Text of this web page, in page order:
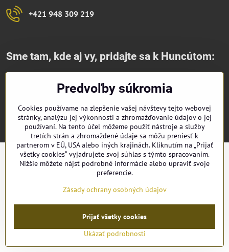
+421 948 309 219
Sme tam, kde aj vy, pridajte sa k Huncútom:
©2026Copyright
Predvoľby súkromiaZásady ochrany osobných údajov
Vytvorené pomocou: BiznisWeb.sk
Predvoľby súkromia
Cookies používame na zlepšenie vašej návštevy tejto webovej
stránky, analýzu jej výkonnosti a zhromažďovanie údajov o jej
používaní. Na tento účel môžeme použiť nástroje a služby
tretích strán a zhromaždené údaje sa môžu preniesť k
partnerom v EÚ, USA alebo iných krajinách. Kliknutím na „Prijať
všetky cookies“ vyjadrujete svoj súhlas s týmto spracovaním.
Nižšie môžete nájsť podrobné informácie alebo upraviť svoje
preferencie.
Zásady ochrany osobných údajov
Ukázať podrobnosti
Prijať všetky cookies